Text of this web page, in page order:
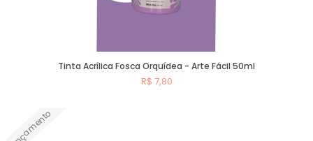
Tinta Acrílica Fosca Orquídea - Arte Fácil 50ml
R$ 7,80
Lançamento